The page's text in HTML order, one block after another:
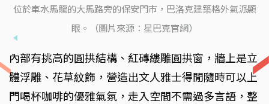
位於車水馬龍的大馬路旁的保安門市，巴洛克建築格外氣派顯
眼。（圖片來源：星巴克官網）
內部有挑高的圓拱結構、紅磚縷雕圓拱窗，牆上是立
體浮雕、花草紋飾，營造出文人雅士得閒隨時可以上
門喝杯咖啡的優雅氣氛，走入空間不需過多言語，整